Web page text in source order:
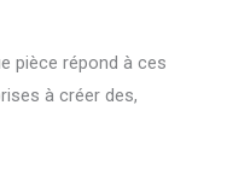
pièce répond à ces
à créer des,